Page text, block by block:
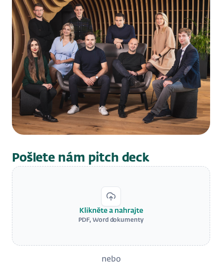
Pošlete nám pitch deck
Klikněte a nahrajte
PDF, Word dokumenty
nebo